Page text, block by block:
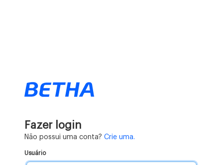
Fazer login
Não possui uma conta? Crie uma.
Usuário